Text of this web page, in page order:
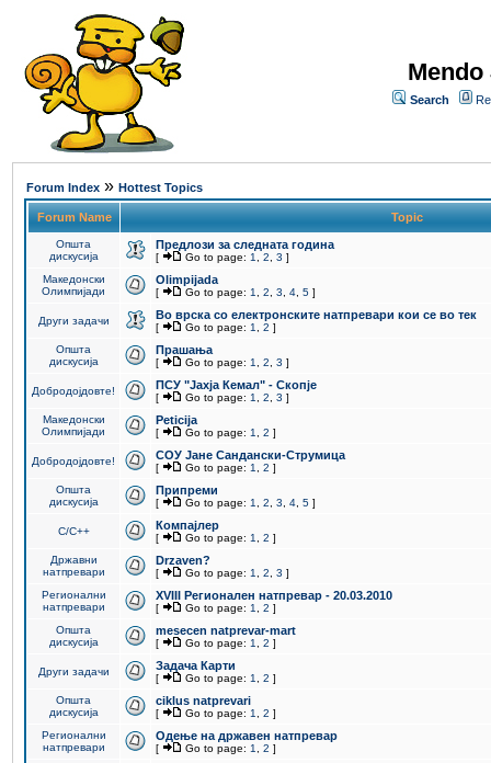
Search
Forum Index » Hottest Topics
Forum Name Topic
Општа
дискусија
Предлози за следната година
[ Go to page: 1 2 3 ]
Македонски
Олимпијади
Olimpijada
[ Go to page: 1 2 3 4 5 ]
Други задачи Во врска со електронските натпревари кои се во тек
[ Go to page: 1 2 ]
Општа
дискусија
Прашања
[ Go to page: 1 2 3 ]
Добродојдовте! ПCУ "Јахја Кемал" - Скопје
[ Go to page: 1 2 3 ]
Македонски
Олимпијади
Peticija
[ Go to page: 1 2 ]
Добродојдовте! СОУ Јане Сандански-Струмица
[ Go to page: 1 2 ]
Општа
дискусија
Припреми
[ Go to page: 1 2 3 4 5 ]
C/C++ Компајлер
[ Go to page: 1 2 ]
Државни
натпревари
Drzaven?
[ Go to page: 1 2 3 ]
Регионални
натпревари
XVIII Регионален натпревар - 20.03.2010
[ Go to page: 1 2 ]
Општа
дискусија
mesecen natprevar-mart
[ Go to page: 1 2 ]
Други задачи Задача Карти
[ Go to page: 1 2 ]
Општа
дискусија
ciklus natprevari
[ Go to page: 1 2 ]
Регионални
натпревари
Одење на државен натпревар
[ Go to page: 1 2 ]